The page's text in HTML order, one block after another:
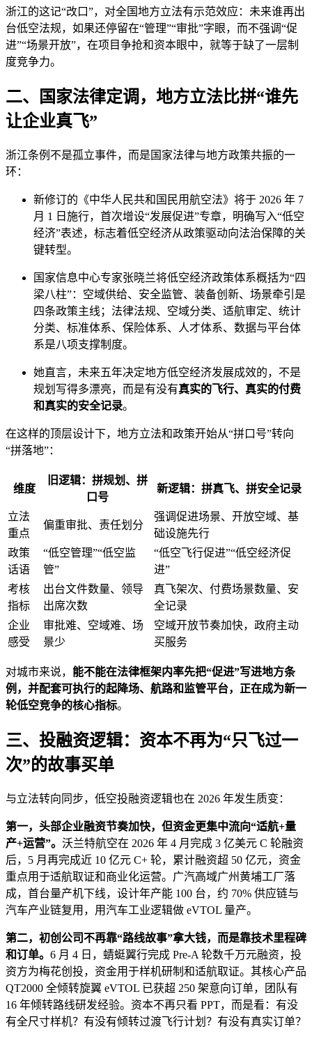
浙江的这记“改口”，对全国地方立法有示范效应：未来谁再出
台低空法规，如果还停留在“管理”“审批”字眼，而不强调“促
进”“场景开放”，在项目争抢和资本眼中，就等于缺了一层制
度竞争力。
二、国家法律定调，地方立法比拼“谁先
让企业真飞”
浙江条例不是孤立事件，而是国家法律与地方政策共振的一
环：
新修订的《中华人民共和国民用航空法》将于 2026 年 7
月 1 日施行，首次增设“发展促进”专章，明确写入“低空
经济”表述，标志着低空经济从政策驱动向法治保障的关
键转型。
国家信息中心专家张晓兰将低空经济政策体系概括为“四
梁八柱”：空域供给、安全监管、装备创新、场景牵引是
四条政策主线；法律法规、空域分类、适航审定、统计
分类、标准体系、保险体系、人才体系、数据与平台体
系是八项支撑制度。
她直言，未来五年决定地方低空经济发展成效的，不是
规划写得多漂亮，而是有没有真实的飞行、真实的付费
和真实的安全记录。
在这样的顶层设计下，地方立法和政策开始从“拼口号”转向
“拼落地”：
维度
旧逻辑：拼规划、拼
口号
新逻辑：拼真飞、拼安全记录
立法
重点
偏重审批、责任划分
强调促进场景、开放空域、基
础设施先行
政策
话语
“低空管理”“低空监
管”
“低空飞行促进”“低空经济促
进”
考核
指标
出台文件数量、领导
出席次数
真飞架次、付费场景数量、安
全记录
企业
感受
审批难、空域难、场
景少
空域开放节奏加快，政府主动
买服务
对城市来说， 能不能在法律框架内率先把“促进”写进地方条
例，并配套可执行的起降场、航路和监管平台，正在成为新一
轮低空竞争的核心指标。
三、投融资逻辑：资本不再为“只飞过一
次”的故事买单
与立法转向同步，低空投融资逻辑也在 2026 年发生质变：
第一，头部企业融资节奏加快，但资金更集中流向“适航+量
产+运营”。 沃兰特航空在 2026 年 4 月完成 3 亿美元 C 轮融资
后，5 月再完成近 10 亿元 C+ 轮，累计融资超 50 亿元，资金
重点用于适航取证和商业化运营。广汽高域广州黄埔工厂落
成，首台量产机下线，设计年产能 100 台，约 70% 供应链与
汽车产业链复用，用汽车工业逻辑做 eVTOL 量产。
第二，初创公司不再靠“路线故事”拿大钱，而是靠技术里程碑
和订单。 6 月 4 日，蜻蜓翼行完成 Pre-A 轮数千万元融资，投
资方为梅花创投，资金用于样机研制和适航取证。其核心产品
QT2000 全倾转旋翼 eVTOL 已获超 250 架意向订单，团队有
16 年倾转路线研发经验。资本不再只看 PPT，而是看：有没
有全尺寸样机？有没有倾转过渡飞行计划？有没有真实订单？